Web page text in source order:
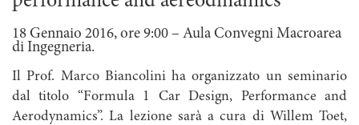
18 Gennaio 2016, ore 9:00 – Aula Convegni Macroarea
di Ingegneria.
Il Prof. Marco Biancolini ha organizzato un seminario
dal titolo “Formula 1 Car Design, Performance and
Aerodynamics”. La lezione sarà a cura di Willem Toet,